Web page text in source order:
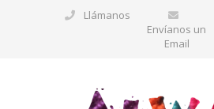
Llámanos
Envíanos un
Email